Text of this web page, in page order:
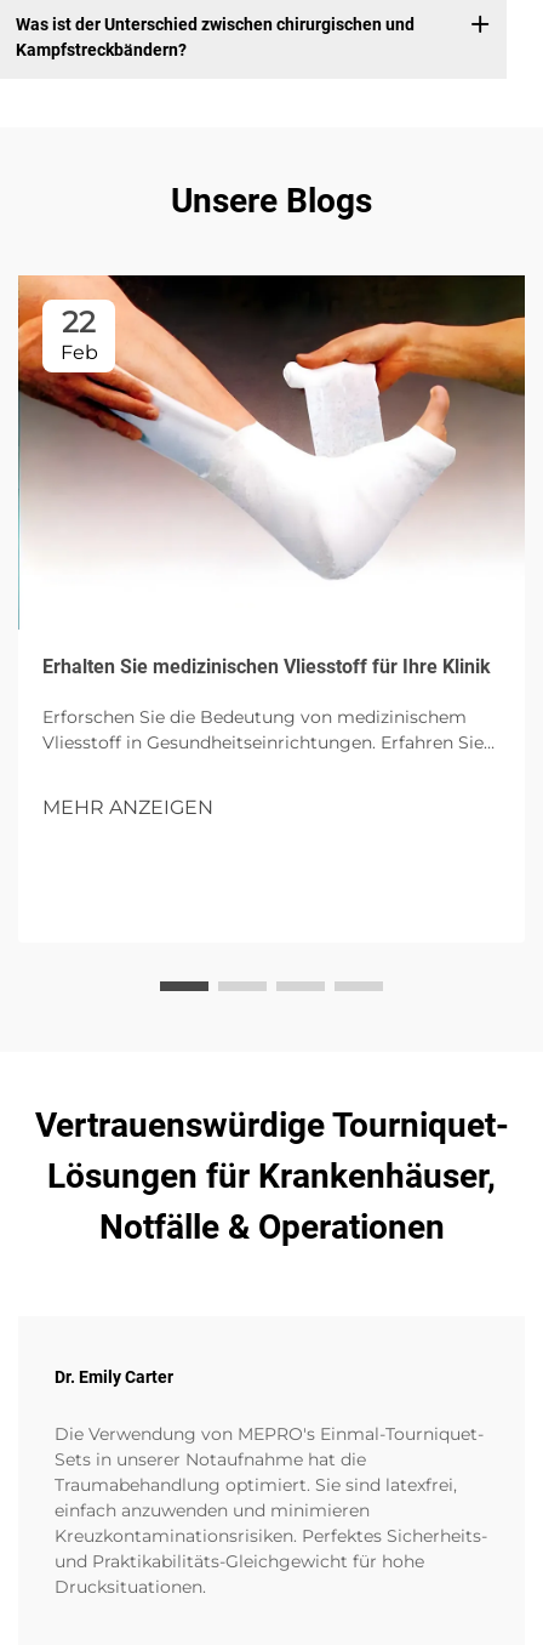
Was ist der Unterschied zwischen chirurgischen und
Kampfstreckbändern?
Unsere Blogs
22
Feb
Erhalten Sie medizinischen Vliesstoff für Ihre Klinik
Erforschen Sie die Bedeutung von medizinischem
Vliesstoff in Gesundheitseinrichtungen. Erfahren Sie
in nachhaltigen medizinischen Textilien.
MEHR ANZEIGEN
Vertrauenswürdige Tourniquet-
Lösungen für Krankenhäuser,
Notfälle & Operationen
Dr. Emily Carter
Die Verwendung von MEPRO's Einmal-Tourniquet-
Sets in unserer Notaufnahme hat die
Traumabehandlung optimiert. Sie sind latexfrei,
einfach anzuwenden und minimieren
Kreuzkontaminationsrisiken. Perfektes Sicherheits-
und Praktikabilitäts-Gleichgewicht für hohe
Drucksituationen.